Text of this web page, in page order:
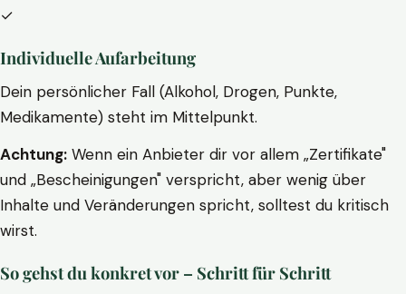
✓
Individuelle Aufarbeitung
Dein persönlicher Fall (Alkohol, Drogen, Punkte,
Medikamente) steht im Mittelpunkt.
Achtung: Wenn ein Anbieter dir vor allem „Zertifikate"
und „Bescheinigungen" verspricht, aber wenig über
Inhalte und Veränderungen spricht, solltest du kritisch
wirst.
So gehst du konkret vor – Schritt für Schritt